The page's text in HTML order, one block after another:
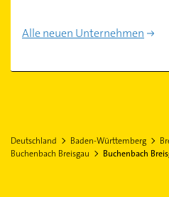
Alle neuen Unternehmen
Deutschland Baden-Württemberg
Buchenbach Breisgau
Buchenbach